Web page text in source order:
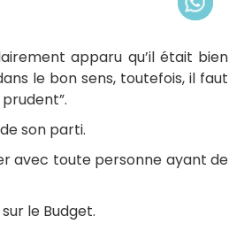
apparu qu’il était bien
le bon sens, toutefois, il faut
son parti.
avec toute personne ayant de
le Budget.